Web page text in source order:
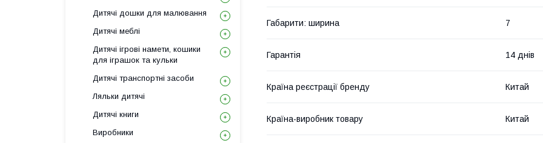
Габарити: ширина 7
Гарантія 14 днів
Країна реєстрації бренду Китай
Країна-виробник товару Китай
Дитячі дошки для малювання
Дитячі меблі
Дитячі ігрові намети, кошики
для іграшок та кульки
Дитячі транспортні засоби
Ляльки дитячі
Дитячі книги
Виробники